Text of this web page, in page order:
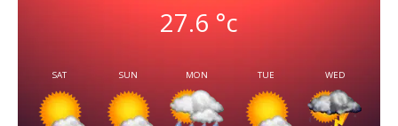
27.6 °c
SAT SUN MON TUE WED